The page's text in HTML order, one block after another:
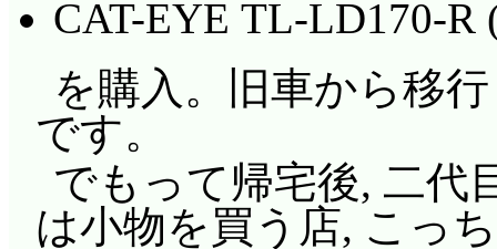
CAT-EYE TL-LD170-
を購入。旧車から移
です。
でもって帰宅後, 二代
は小物を買う店, こっ